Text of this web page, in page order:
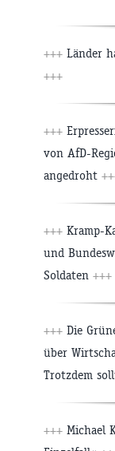
+++ Länder
+++
+++
von AfD-
angedroht
+++ Kramp-
und
Soldaten +++
+++ Die
über
Trotzdem
+++ Michael